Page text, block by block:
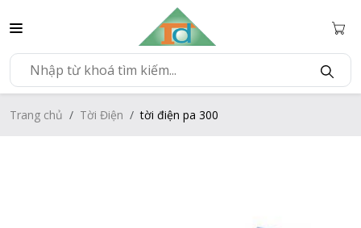
Trang chủ Tời Điện tời điện pa 300